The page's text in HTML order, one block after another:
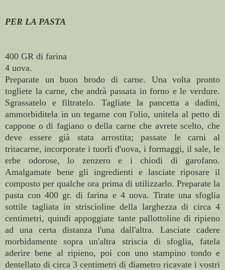
PER LA PASTA
400 GR di farina
4 uova.
Preparate un buon brodo di carne. Una volta pronto
togliete la carne, che andrà passata in forno e le verdure.
Sgrassatelo e filtratelo. Tagliate la pancetta a dadini,
ammorbiditela in un tegame con l'olio, unitela al petto di
cappone o di fagiano o della carne che avrete scelto, che
deve essere già stata arrostita; passate le carni al
tritacarne, incorporate i tuorli d'uova, i formaggi, il sale, le
erbe odorose, lo zenzero e i chiodi di garofano.
Amalgamate bene gli ingredienti e lasciate riposare il
composto per qualche ora prima di utilizzarlo. Preparate la
pasta con 400 gr. di farina e 4 uova. Tirate una sfoglia
sottile tagliata in striscioline della larghezza di circa 4
centimetri, quindi appoggiate tante pallottoline di ripieno
ad una certa distanza l'una dall'altra. Lasciate cadere
morbidamente sopra un'altra striscia di sfoglia, fatela
aderire bene al ripieno, poi con uno stampino tondo e
dentellato di circa 3 centimetri di diametro ricavate i vostri